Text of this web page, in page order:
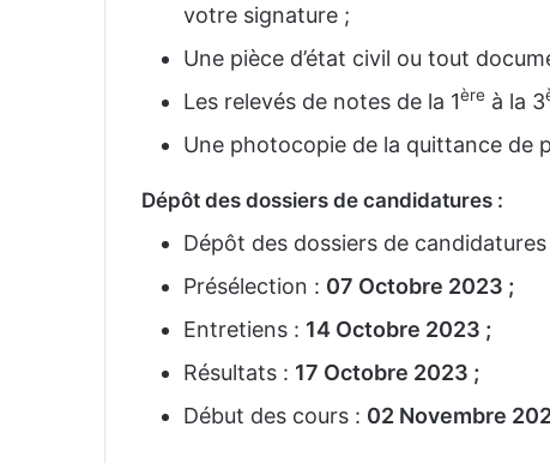
votre signature ;
Une pièce d’état civil ou tout
Les relevés de notes de la 1ère à la 3
Une photocopie de la quittance de
Dépôt des dossiers de candidatures :
Dépôt des dossiers de candidatures
Présélection : 07 Octobre 2023 ;
Entretiens : 14 Octobre 2023 ;
Résultats : 17 Octobre 2023 ;
Début des cours : 02 Novembre